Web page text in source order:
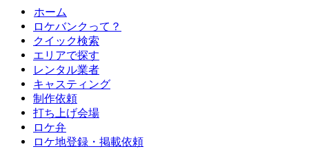
ホーム
ロケバンクって？
クイック検索
エリアで探す
レンタル業者
キャスティング
制作依頼
打ち上げ会場
ロケ弁
ロケ地登録・掲載依頼